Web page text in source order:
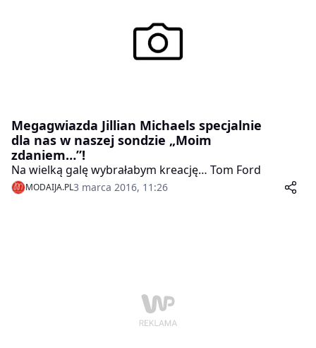
Megagwiazda Jillian Michaels specjalnie
dla nas w naszej sondzie „Moim
zdaniem…”!
Na wielką galę wybrałabym kreację… Tom Ford
MODAIJA.PL3 marca 2016, 11:26